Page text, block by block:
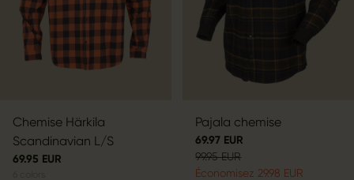
Chemise Härkila
Scandinavian L/S
69.95 EUR
Pajala chemise
69.97 EUR
99.95 EUR
Économisez 29.98 EUR